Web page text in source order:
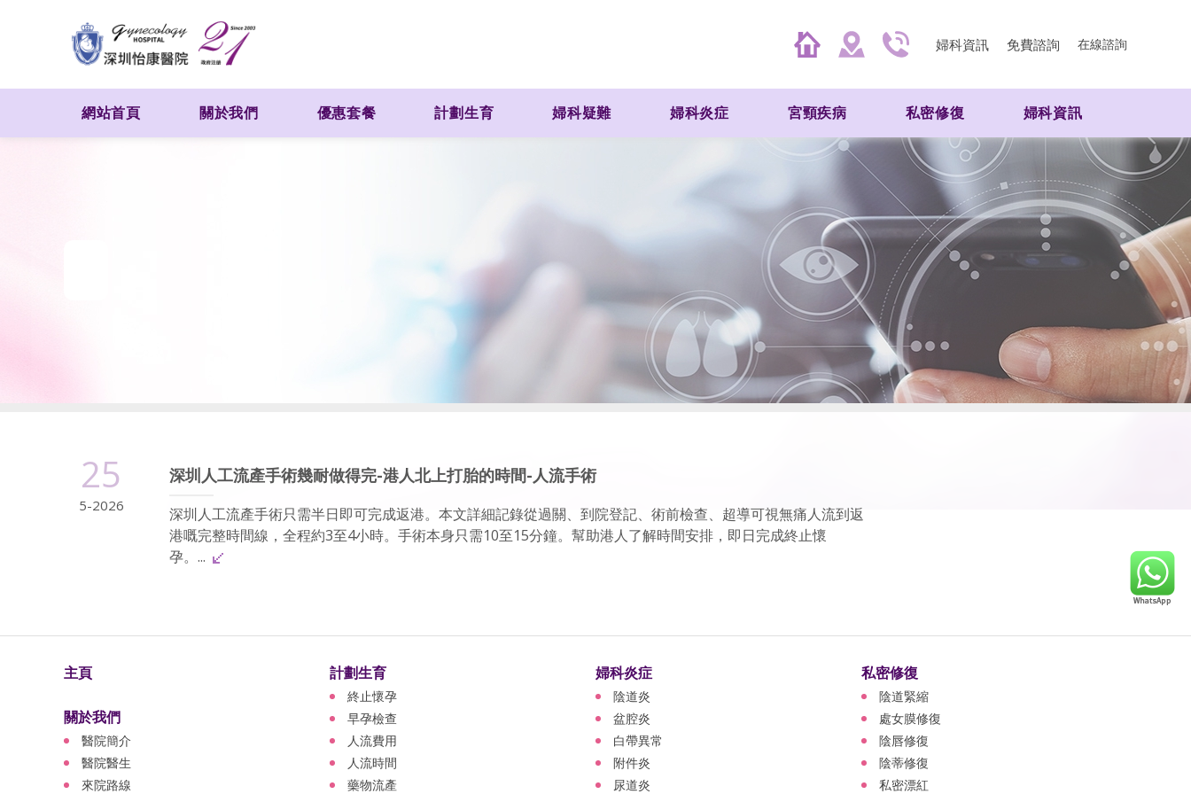
婦科資訊 免費諮詢 在線諮詢
網站首頁 關於我們 優惠套餐 計劃生育 婦科疑難 婦科炎症 宮頸疾病 私密修復 婦科資訊
25
5-2026
深圳人工流產手術幾耐做得完-港人北上打胎的時間-人流手術
深圳人工流產手術只需半日即可完成返港。本文詳細記錄從過關、到院登記、術前檢查、超導可視無痛人流到返
港嘅完整時間線，全程約3至4小時。手術本身只需10至15分鐘。幫助港人了解時間安排，即日完成終止懷
孕。...
主頁
關於我們
醫院簡介
醫院醫生
來院路線
計劃生育
終止懷孕
早孕檢查
人流費用
人流時間
藥物流產
婦科炎症
陰道炎
盆腔炎
白帶異常
附件炎
尿道炎
私密修復
陰道緊縮
處女膜修復
陰唇修復
陰蒂修復
私密漂紅